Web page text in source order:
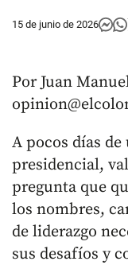
15 de junio de 2026
Por Juan
A pocos días
presidencial,
pregunta que
los nombres,
de liderazgo
sus desafíos y